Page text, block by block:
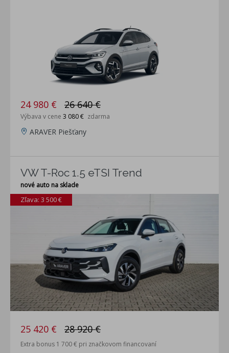
24 980 € 26 640 €
Výbava v cene 3 080 € zdarma
ARAVER Piešťany
VW T-Roc 1.5 eTSI Trend
nové auto na sklade
Zľava: 3 500 €
25 420 € 28 920 €
Extra bonus 1 700 € pri značkovom financovaní